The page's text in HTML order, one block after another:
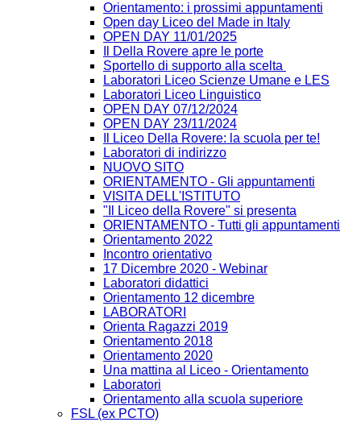
Orientamento: i prossimi appuntamenti
Open day Liceo del Made in Italy
OPEN DAY 11/01/2025
Il Della Rovere apre le porte
Sportello di supporto alla scelta
Laboratori Liceo Scienze Umane e LES
Laboratori Liceo Linguistico
OPEN DAY 07/12/2024
OPEN DAY 23/11/2024
Il Liceo Della Rovere: la scuola per te!
Laboratori di indirizzo
NUOVO SITO
ORIENTAMENTO - Gli appuntamenti
VISITA DELL'ISTITUTO
"Il Liceo della Rovere" si presenta
ORIENTAMENTO - Tutti gli appuntamenti
Orientamento 2022
Incontro orientativo
17 Dicembre 2020 - Webinar
Laboratori didattici
Orientamento 12 dicembre
LABORATORI
Orienta Ragazzi 2019
Orientamento 2018
Orientamento 2020
Una mattina al Liceo - Orientamento
Laboratori
Orientamento alla scuola superiore
FSL (ex PCTO)